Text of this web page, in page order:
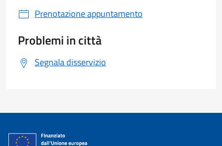
Prenotazione appuntamento
Problemi in città
Segnala disservizio